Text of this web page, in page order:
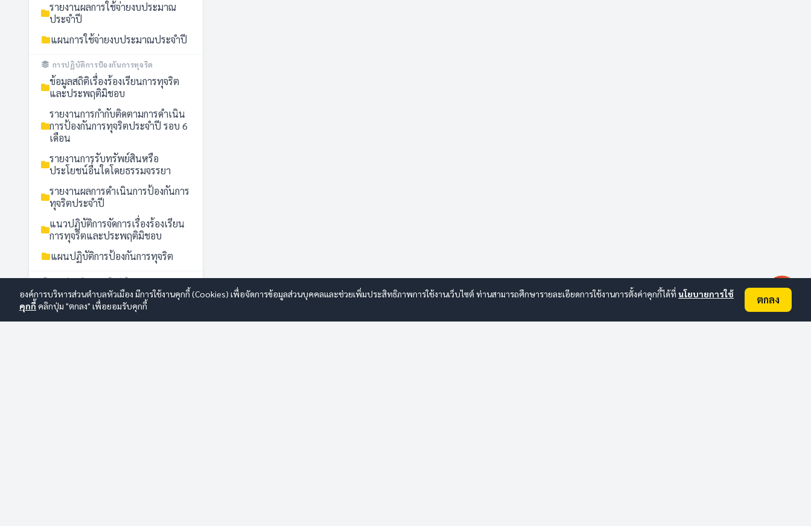
รายงานผลการใช้จ่ายงบประมาณ
ประจำปี
แผนการใช้จ่ายงบประมาณประจำปี
การปฏิบัติการป้องกันการทุจริต
ข้อมูลสถิติเรื่องร้องเรียนการทุจริต
และประพฤติมิชอบ
รายงานการกำกับติดตามการดำเนิน
การป้องกันการทุจริตประจำปี รอบ 6
เดือน
รายงานการรับทรัพย์สินหรือ
ประโยชน์อื่นใดโดยธรรมจรรยา
รายงานผลการดำเนินการป้องกันการ
ทุจริตประจำปี
แนวปฏิบัติการจัดการเรื่องร้องเรียน
การทุจริตและประพฤติมิชอบ
แผนปฏิบัติการป้องกันการทุจริต
การส่งเสริมความโปร่งใส
การดำเนินการเพื่อจัดการความเสี่ยง
การทุจริต
องค์การบริหารส่วนตำบลหัวเมือง มีการใช้งานคุกกี้ (Cookies) เพื่อจัดการข้อมูลส่วนบุคคลและช่วยเพิ่มประสิทธิภาพการใช้งานเว็บไซต์ ท่านสามารถศึกษารายละเอียดการใช้งานการตั้งค่าคุกกี้ได้ที่ นโยบายการใช้
คุกกี้ คลิกปุ่ม "ตกลง" เพื่อยอมรับคุกกี้ ตกลง